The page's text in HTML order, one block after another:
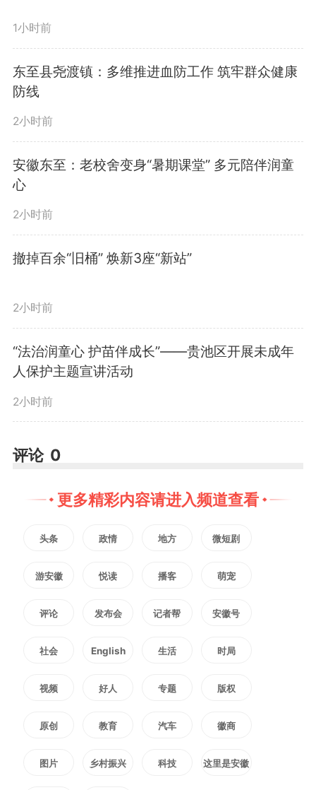
安徽华尔泰化工股份有限公司，朱浩东详细了解企
产业潜力，积极借力资本市场，加大高精尖产品研
发力度，进一步延伸产业链、提升附加值。
企业，以一盯到底的韧劲，深入开展产业链招商、
有限资源用在大项目、好项目、高质量项目上。要
用心用情做好服务保障，主动为企业对接上下游资
源，强化产业协同发展，全面提升区域产业链供应
观，结合开展学习教育集中整治，从严从实抓好突
出生态环境问题排查整改，坚定守牢长江生态保护
红线。（通讯员 池宗禾 记者 陆寒芳）
2668
1小时前
东至县尧渡镇：多维推进血防工作 筑牢群众健康
防线
2小时前
安徽东至：老校舍变身“暑期课堂” 多元陪伴润童
心
2小时前
撤掉百余“旧桶” 焕新3座“新站”
2小时前
“法治润童心 护苗伴成长”——贵池区开展未成年
人保护主题宣讲活动
2小时前
评论 0
更多精彩内容请进入频道查看
头条 政情 地方 微短剧
游安徽 悦读 播客 萌宠
评论 发布会 记者帮 安徽号
社会 English 生活 时局
视频 好人 专题 版权
原创 教育 汽车 徽商
图片 乡村振兴 科技 这里是安徽